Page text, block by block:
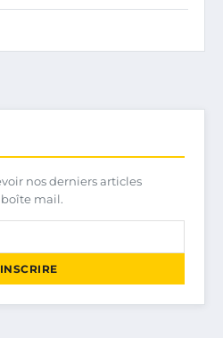
nos derniers articles
mail.